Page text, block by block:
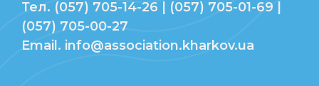
Тел. (057) 705-14-26 | (057) 705-01-69 |
(057) 705-00-27
Email. info@association.kharkov.ua